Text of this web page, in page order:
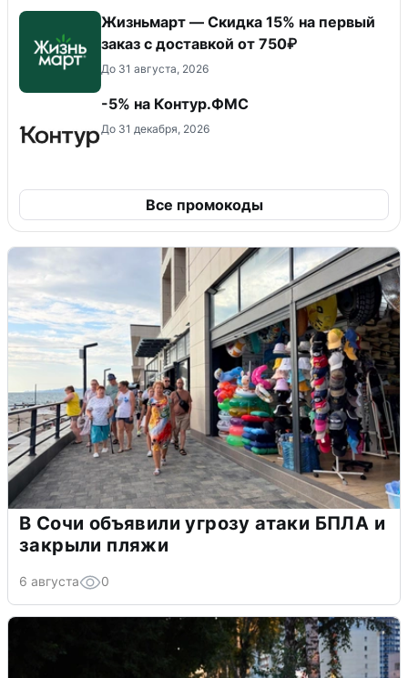
Жизньмарт — Скидка 15% на первый
заказ с доставкой от 750₽
До 31 августа, 2026
-5% на Контур.ФМС
До 31 декабря, 2026
Все промокоды
В Сочи объявили угрозу атаки БПЛА и
закрыли пляжи
6 августа 0